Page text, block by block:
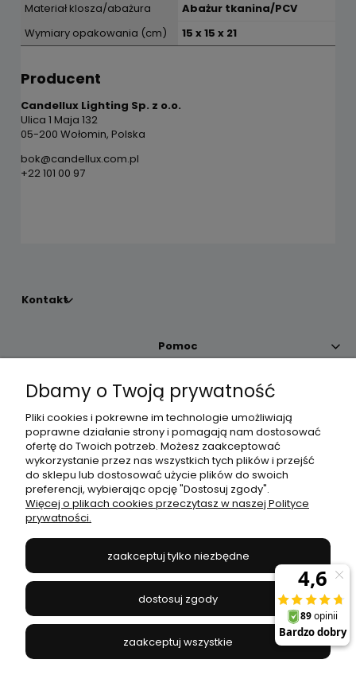
Materiał klosza/abażura
Abażur tkanina/PCV
Wymiary opakowania (cm)
15 x 15 x 21
Producent
Candellux Lighting Sp. z o.o.
Ulica 1 Maja 132
05-200 Wołomin, Polska
bok@candellux.com.pl
+22 101 00 97
Kontakt
Pomoc
Moje konto
Płatności i dostawa
Informacje
JANEX
669-050-03-43
504 545 749//E-mail:sklep@janexmarket.pl
Dbamy o Twoją prywatność
Pliki cookies i pokrewne im technologie umożliwiają
poprawne działanie strony i pomagają nam dostosować
ofertę do Twoich potrzeb. Możesz zaakceptować
wykorzystanie przez nas wszystkich tych plików i przejść
do sklepu lub dostosować użycie plików do swoich
preferencji, wybierając opcję "Dostosuj zgody".
Więcej o plikach cookies przeczytasz w naszej Polityce
prywatności.
zaakceptuj tylko niezbędne
dostosuj zgody
zaakceptuj wszystkie